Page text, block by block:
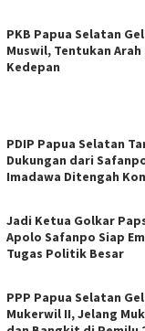
PKB Papua Selatan
Muswil, Tentukan
Kedepan
PDIP Papua Selatan
Dukungan dari
Imadawa Ditengah
Jadi Ketua Golkar
Apolo Safanpo Siap
Tugas Politik Besar
PPP Papua Selatan
Mukerwil II, Jelang